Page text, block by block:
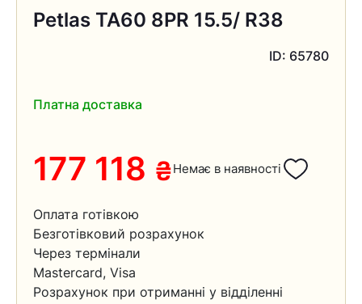
Petlas TA60 8PR 15.5/ R38
ID: 65780
Платна доставка
177 118 ₴Немає в наявності
Оплата готівкою
Безготівковий розрахунок
Через термінали
Mastercard, Visa
Розрахунок при отриманні у відділенні